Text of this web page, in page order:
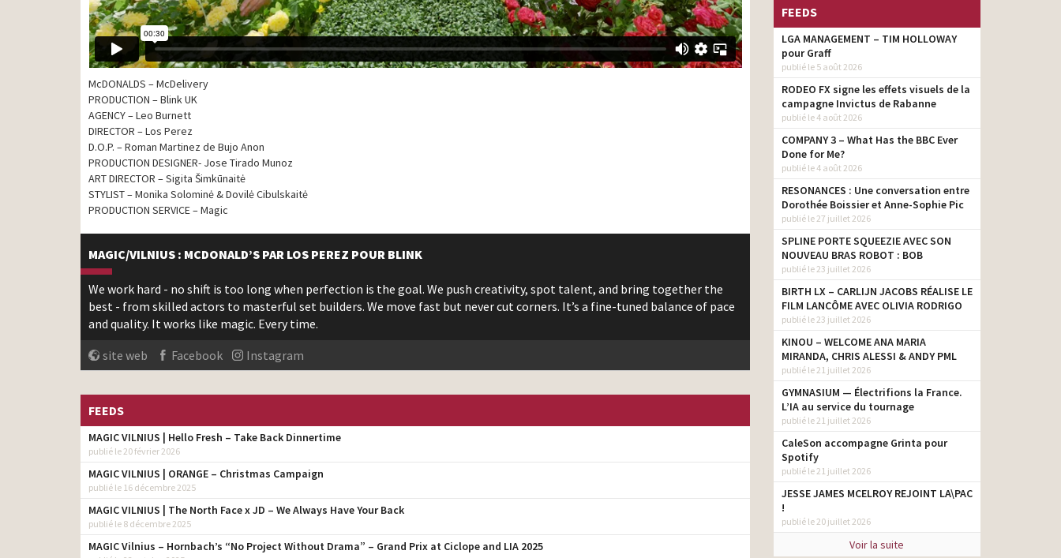
McDONALDS – McDelivery
PRODUCTION – Blink UK
AGENCY – Leo Burnett
DIRECTOR – Los Perez
D.O.P. – Roman Martinez de Bujo Anon
PRODUCTION DESIGNER- Jose Tirado Munoz
ART DIRECTOR – Sigita Šimkūnaitė
STYLIST – Monika Solominė & Dovilė Cibulskaitė
PRODUCTION SERVICE – Magic
MAGIC/VILNIUS : MCDONALD’S PAR LOS PEREZ POUR BLINK
We work hard - no shift is too long when perfection is the goal. We push creativity, spot talent, and bring together the
best - from skilled actors to masterful set builders. We move fast but never cut corners. It’s a fine-tuned balance of pace
and quality. It works like magic. Every time.
site web
Facebook Instagram
FEEDS
MAGIC VILNIUS | Hello Fresh – Take Back Dinnertime
publié le 20 février 2026
MAGIC VILNIUS | ORANGE – Christmas Campaign
publié le 16 décembre 2025
MAGIC VILNIUS | The North Face x JD – We Always Have Your Back
publié le 8 décembre 2025
MAGIC Vilnius – Hornbach’s “No Project Without Drama” – Grand Prix at Ciclope and LIA 2025
FEEDS
LGA MANAGEMENT – TIM HOLLOWAY
pour Graff
publié le 5 août 2026
RODEO FX signe les effets visuels de la
campagne Invictus de Rabanne
publié le 4 août 2026
COMPANY 3 – What Has the BBC Ever
Done for Me?
publié le 4 août 2026
RESONANCES : Une conversation entre
Dorothée Boissier et Anne-Sophie Pic
publié le 27 juillet 2026
SPLINE PORTE SQUEEZIE AVEC SON
NOUVEAU BRAS ROBOT : BOB
publié le 23 juillet 2026
BIRTH LX – CARLIJN JACOBS RÉALISE LE
FILM LANCÔME AVEC OLIVIA RODRIGO
publié le 23 juillet 2026
KINOU – WELCOME ANA MARIA
MIRANDA, CHRIS ALESSI & ANDY PML
publié le 21 juillet 2026
GYMNASIUM — Électrifions la France.
L’IA au service du tournage
publié le 21 juillet 2026
CaleSon accompagne Grinta pour
Spotify
publié le 21 juillet 2026
JESSE JAMES MCELROY REJOINT LA\PAC
!
publié le 20 juillet 2026
Voir la suite